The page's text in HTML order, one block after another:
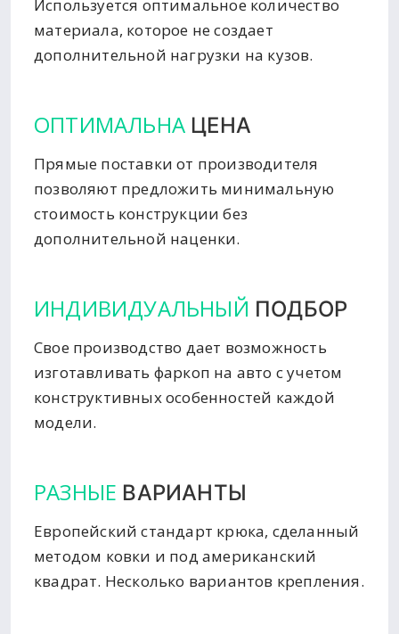
Используется оптимальное количество
материала, которое не создает
дополнительной нагрузки на кузов.
ОПТИМАЛЬНА ЦЕНА
Прямые поставки от производителя
позволяют предложить минимальную
стоимость конструкции без
дополнительной наценки.
ИНДИВИДУАЛЬНЫЙ ПОДБОР
Свое производство дает возможность
изготавливать фаркоп на авто с учетом
конструктивных особенностей каждой
модели.
РАЗНЫЕ ВАРИАНТЫ
Европейский стандарт крюка, сделанный
методом ковки и под американский
квадрат. Несколько вариантов крепления.